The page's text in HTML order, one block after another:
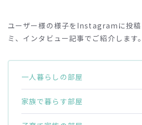
ユーザー様の様子をInstagramに投稿
ミ、インタビュー記事でご紹介します。
一人暮らしの部屋
家族で暮らす部屋